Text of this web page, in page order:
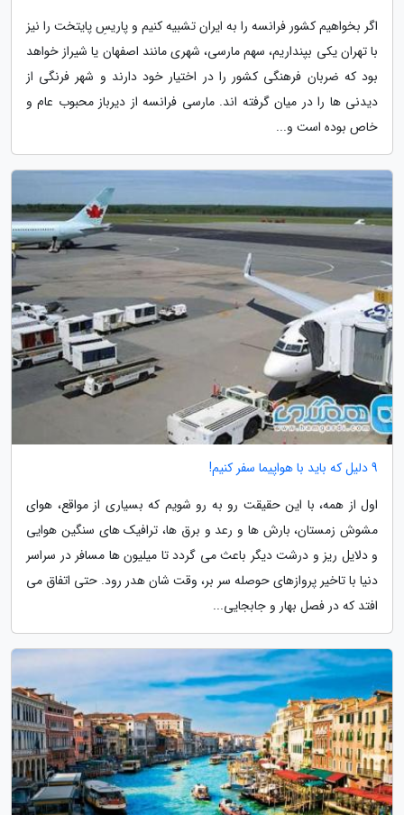
اگر بخواهیم کشور فرانسه را به ایران تشبیه کنیم و پاریسِ پایتخت را نیز
با تهران یکی بپنداریم، سهم مارسی، شهری مانند اصفهان یا شیراز خواهد
بود که ضربان فرهنگی کشور را در اختیار خود دارند و شهر فرنگی از
دیدنی ها را در میان گرفته اند. مارسی فرانسه از دیرباز محبوب عام و
خاص بوده است و...
9 دلیل که باید با هواپیما سفر کنیم!
اول از همه، با این حقیقت رو به رو شویم که بسیاری از مواقع، هوای
مشوش زمستان، بارش ها و رعد و برق ها، ترافیک های سنگین هوایی
و دلایل ریز و درشت دیگر باعث می گردد تا میلیون ها مسافر در سراسر
دنیا با تاخیر پروازهای حوصله سر بر، وقت شان هدر رود. حتی اتفاق می
افتد که در فصل بهار و جابجایی...